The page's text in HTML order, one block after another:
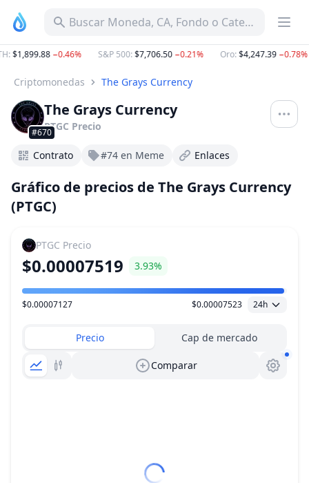
Buscar Moneda, CA, Fondo o Categoría
:$1,899.88−0.46% S&P 500:$7,706.50−0.21% Oro:$4,247.39−0.78%
Criptomonedas The Grays Currency
#670
The Grays Currency
PTGC Precio
Contrato #74 en Meme Enlaces
Gráfico de precios de The Grays Currency
(PTGC)
PTGC Precio
$0.00007519 3.93%
Rango de precio
$0.00007127 $0.00007523 24h
Precio Cap de mercado
Comparar